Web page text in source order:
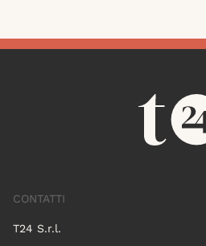
CONTATTI
T24 S.r.l.